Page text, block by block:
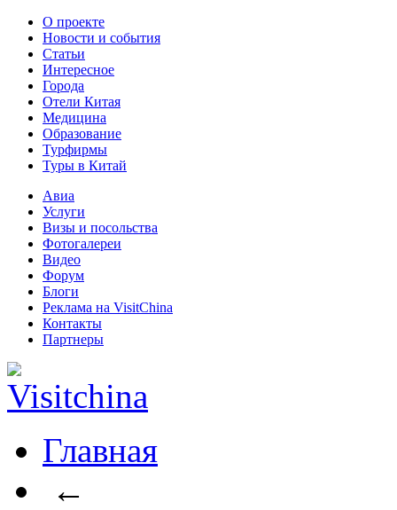
О проекте
Новости и события
Статьи
Интересное
Города
Отели Китая
Медицина
Образование
Турфирмы
Туры в Китай
Авиа
Услуги
Визы и посольства
Фотогалереи
Видео
Форум
Блоги
Реклама на VisitChina
Контакты
Партнеры
Главная
←